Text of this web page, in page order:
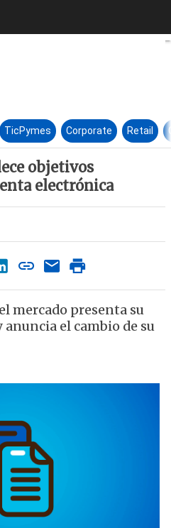
Set establece
TicPymes Corporate Retail
objetivos
electrónica
mercado presenta su
el cambio de su